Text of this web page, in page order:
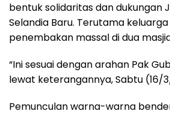
bentuk solidaritas dan dukungan
Selandia Baru. Terutama
penembakan massal di dua
“Ini sesuai dengan arahan Pak
lewat keterangannya, Sabtu (16/
Pemunculan warna-warna